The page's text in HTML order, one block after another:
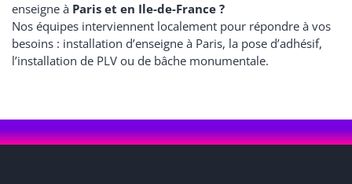
enseigne à Paris et en Ile-de-France ?
Nos équipes interviennent localement pour répondre à vos
besoins : installation d’enseigne à Paris, la pose d’adhésif,
l’installation de PLV ou de bâche monumentale.